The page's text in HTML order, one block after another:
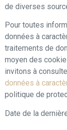
de diverses
Pour toutes
données à
traitements de
moyen des
invitons à
données à
politique de
Date de la